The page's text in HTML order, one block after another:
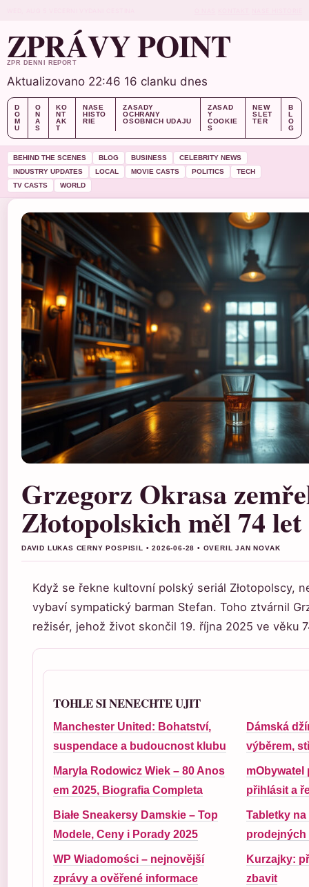
ZPRÁVY POINT
ZPR DENNI REPORT
Aktualizovano 22:46 16 clanku dnes
D
O
M
U
O
N
A
S
KO
NT
AK
T
NASE
HISTO
RIE
ZASADY
OCHRANY
OSOBNICH UDAJU
ZASAD
Y
COOKIE
S
NEW
SLET
TER
B
L
O
G
BEHIND THE SCENES BLOG BUSINESS
CELEBRITY NEWS
INDUSTRY UPDATES
LOCAL MOVIE CASTS POLITICS
TECH
TV CASTS
WORLD
Grzegorz Okrasa
Złotopolskich měl 74 let
DAVID LUKAS CERNY POSPISIL • 2026-06-28 • OVERIL JAN NOVAK
Když se řekne kultovní polský seriál Złotopolscy,
vybaví sympatický barman Stefan. Toho ztvárnil
režisér, jehož život skončil 19. října 2025 ve věku
TOHLE SI NENECHTE UJIT
Manchester United: Bohatství,
suspendace a budoucnost klubu
Dámská
výběrem,
Maryla Rodowicz Wiek – 80 Anos
em 2025, Biografia Completa
mObywatel
přihlásit a
Białe Sneakersy Damskie – Top
Modele, Ceny i Porady 2025
Tabletky
prodejných
WP Wiadomości – nejnovější
zprávy a ověřené informace
Kurzajky:
zbavit